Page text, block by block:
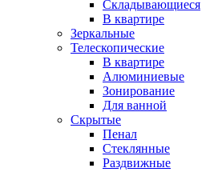
Складывающиеся
В квартире
Зеркальные
Телескопические
В квартире
Алюминиевые
Зонирование
Для ванной
Скрытые
Пенал
Стеклянные
Раздвижные